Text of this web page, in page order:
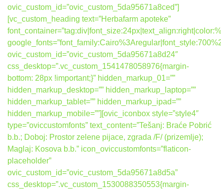
ovic_custom_id=”ovic_custom_5da95671a8ced”]
[vc_custom_heading text=”Herbafarm apoteke”
ovic_custom_id=”ovic_custom_5da95671a8d24″
css_desktop=”.vc_custom_1541478058976{margin-
bottom: 28px !important;}” hidden_markup_01=””
hidden_markup_desktop=”” hidden_markup_laptop=””
hidden_markup_tablet=”” hidden_markup_ipad=””
hidden_markup_mobile=””][ovic_iconbox style=”style4″
type=”oviccustomfonts” text_content=”Tešanj: Braće Pobrić
b.b.; Doboj: Prostor zelene pijace, zgrada /F/ (prizemlje);
Maglaj: Kosova b.b.” icon_oviccustomfonts=”flaticon-
placeholder”
ovic_custom_id=”ovic_custom_5da95671a8d5a”
css_desktop=”.vc_custom_1530088350553{margin-